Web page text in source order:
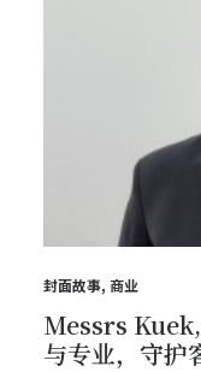
封面故事, 商业
Messrs
与专业，守护